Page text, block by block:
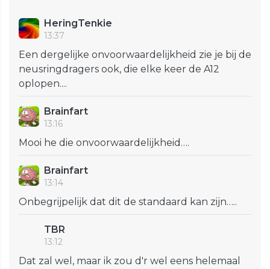
HeringTenkie
13:37
Een dergelijke onvoorwaardelijkheid zie je bij de
neusringdragers ook, die elke keer de A12
oplopen....
Brainfart
13:16
Mooi he die onvoorwaardelijkheid….
Brainfart
13:14
Onbegrijpelijk dat dit de standaard kan zijn…..
TBR
13:12
Dat zal wel, maar ik zou d'r wel eens helemaal